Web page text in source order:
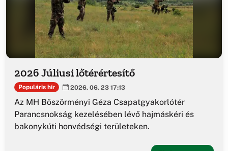
2026 Júliusi lőtérértesítő
Populáris hír 2026. 06. 23 17:13
Az MH Böszörményi Géza Csapatgyakorlótér
Parancsnokság kezelésében lévő hajmáskéri és
bakonykúti honvédségi területeken.